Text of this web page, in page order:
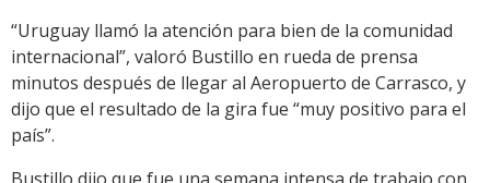
“Uruguay llamó la atención para bien de la comunidad
internacional”, valoró Bustillo en rueda de prensa
minutos después de llegar al Aeropuerto de Carrasco, y
dijo que el resultado de la gira fue “muy positivo para el
país”.